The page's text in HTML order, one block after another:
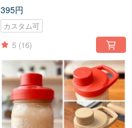
保護カバー
395円
カスタム可
5 (16)